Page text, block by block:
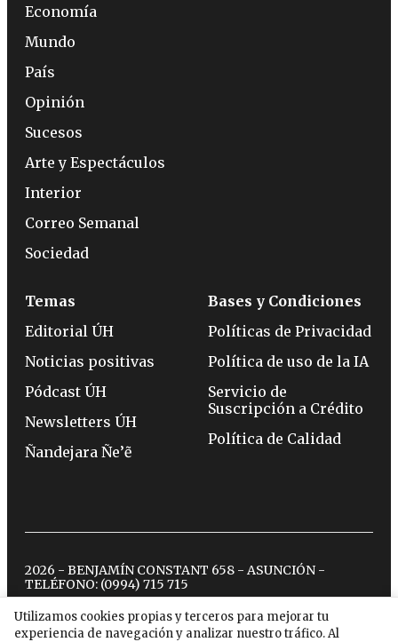
Utilizamos cookies propias y terceros para mejorar tu
experiencia de navegación y analizar nuestro tráfico. Al
Economía
Mundo
País
Opinión
Sucesos
Arte y Espectáculos
Interior
Correo Semanal
Sociedad
Temas
Editorial ÚH
Noticias positivas
Pódcast ÚH
Newsletters ÚH
Ñandejara Ñe’ẽ
Bases y Condiciones
Políticas de Privacidad
Política de uso de la IA
Servicio de
Suscripción a Crédito
Política de Calidad
2026 - BENJAMÍN CONSTANT 658 - ASUNCIÓN -
TELÉFONO: (0994) 715 715